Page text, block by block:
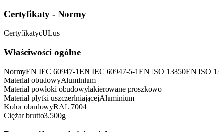
Certyfikaty - Normy
CertyfikatycULus
Właściwości ogólne
NormyEN IEC 60947-1EN IEC 60947-5-1EN ISO 13850EN ISO
Materiał obudowyAluminium
Materiał powłoki obudowylakierowane proszkowo
Materiał płytki uszczerlniającejAluminium
Kolor obudowyRAL 7004
Ciężar brutto3.500g